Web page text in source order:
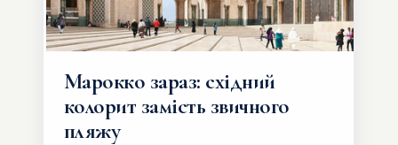
Марокко зараз: східний
колорит замість звичного
пляжу